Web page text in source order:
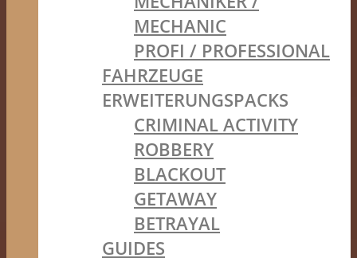
MECHANIC
PROFI / PROFESSIONAL
FAHRZEUGE
ERWEITERUNGSPACKS
CRIMINAL ACTIVITY
ROBBERY
BLACKOUT
GETAWAY
BETRAYAL
GUIDES